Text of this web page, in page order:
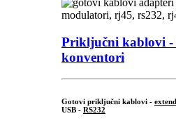
Priključni kablovi -
konventori
Gotovi priključni kablovi -
USB - RS232